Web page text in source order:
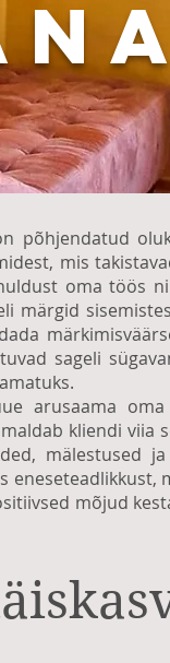
põhjendatud
mis
oma töös
märgid
sageli
arusaama
kliendi viia
mälestused
eneseteadlikkust,
mõjud